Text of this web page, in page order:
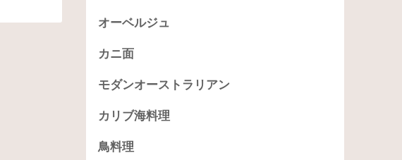
オーベルジュ
カニ面
モダンオーストラリアン
カリブ海料理
鳥料理